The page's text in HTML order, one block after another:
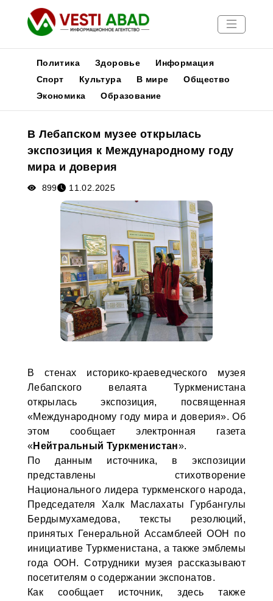
Новости
Медиа
Афиша
Политика Здоровье
Информация
Спорт
Культура В мире
Общество
Экономика
Образование
В Лебапском музее открылась
экспозиция к Международному году
мира и доверия
899 11.02.2025
В стенах историко-краеведческого музея
Лебапского велаята Туркменистана
открылась экспозиция, посвященная
«Международному году мира и доверия». Об
этом сообщает электронная газета
«Нейтральный Туркменистан».
По данным источника, в экспозиции
представлены стихотворение
Национального лидера туркменского народа,
Председателя Халк Маслахаты Гурбангулы
Бердымухамедова, тексты резолюций,
принятых Генеральной Ассамблеей ООН по
инициативе Туркменистана, а также эмблемы
года ООН. Сотрудники музея рассказывают
посетителям о содержании экспонатов.
Как сообщает источник, здесь также